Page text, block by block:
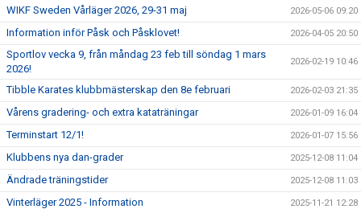
WIKF Sweden Vårläger 2026, 29-31 maj 2026-05-06 09:20
Information inför Påsk och Påsklovet! 2026-04-05 20:50
Sportlov vecka 9, från måndag 23 feb till söndag 1 mars
2026!
2026-02-19 10:46
Tibble Karates klubbmästerskap den 8e februari 2026-02-03 21:35
Vårens gradering- och extra kataträningar 2026-01-09 16:04
Terminstart 12/1! 2026-01-07 15:56
Klubbens nya dan-grader 2025-12-08 11:04
Ändrade träningstider 2025-12-08 11:03
Vinterläger 2025 - Information 2025-11-21 12:28